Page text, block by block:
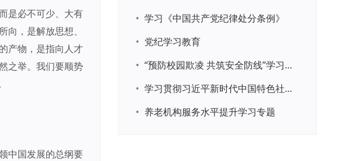
是必不可少、大有
，是解放思想、
产物，是指向人才
之举。我们要顺势
中国发展的总纲要
• 学习《中国共产党纪律处分条例》
• 党纪学习教育
•
“预防校园欺凌 共筑安全防线”学习专题
•
学习贯彻习近平新时代中国特色社会主义思想主题教育
• 养老机构服务水平提升学习专题